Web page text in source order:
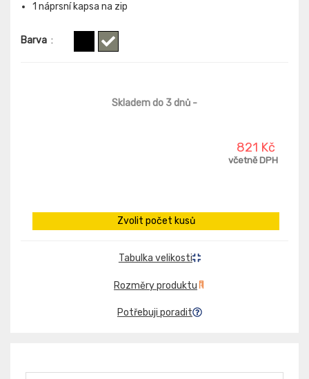
1 náprsní kapsa na zip
Barva :
Skladem do 3 dnů -
821 Kč
včetně DPH
Zvolit počet kusů
Tabulka velikosti
Rozměry produktu
Potřebuji poradit